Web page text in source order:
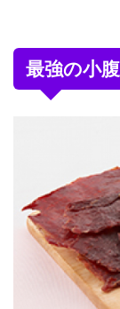
最強の小